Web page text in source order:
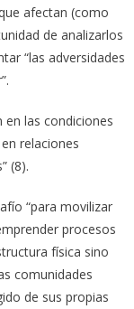
afectan (como
de analizarlos
“las adversidades
en las condiciones
relaciones
(8).
“para movilizar
procesos
física sino
comunidades
de sus propias